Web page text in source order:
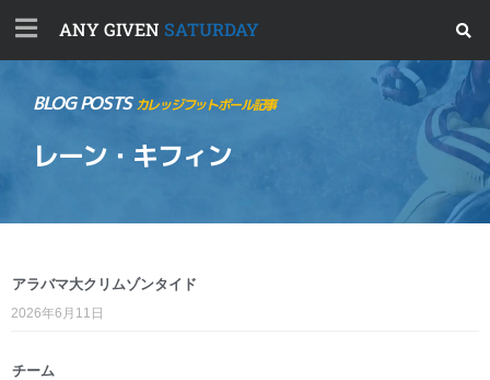
ANY GIVEN SATURDAY
BLOG POSTSカレッジフットボール記事
レーン・キフィン
アラバマ大クリムゾンタイド
2026年6月11日
チーム